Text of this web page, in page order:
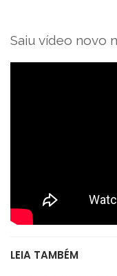
Saiu vídeo novo
LEIA TAMBÉM